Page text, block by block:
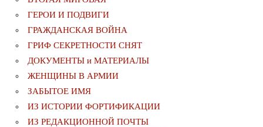
ГЕРОИ И ПОДВИГИ
ГРАЖДАНСКАЯ ВОЙНА
ГРИФ СЕКРЕТНОСТИ СНЯТ
ДОКУМЕНТЫ и МАТЕРИАЛЫ
ЖЕНЩИНЫ В АРМИИ
ЗАБЫТОЕ ИМЯ
ИЗ ИСТОРИИ ФОРТИФИКАЦИИ
ИЗ РЕДАКЦИОННОЙ ПОЧТЫ